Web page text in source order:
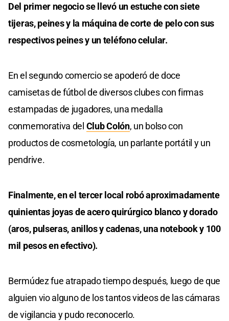
Del primer negocio se llevó un estuche con siete
tijeras, peines y la máquina de corte de pelo con sus
respectivos peines y un teléfono celular.
En el segundo comercio se apoderó de doce
camisetas de fútbol de diversos clubes con firmas
estampadas de jugadores, una medalla
conmemorativa del Club Colón, un bolso con
productos de cosmetología, un parlante portátil y un
pendrive.
Finalmente, en el tercer local robó aproximadamente
quinientas joyas de acero quirúrgico blanco y dorado
(aros, pulseras, anillos y cadenas, una notebook y 100
mil pesos en efectivo).
Bermúdez fue atrapado tiempo después, luego de que
alguien vio alguno de los tantos videos de las cámaras
de vigilancia y pudo reconocerlo.